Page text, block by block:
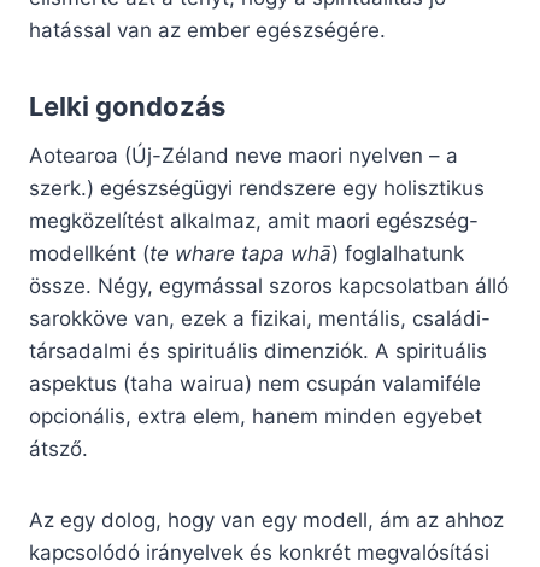
hatással van az ember egészségére.
Lelki gondozás
Aotearoa (Új-Zéland neve maori nyelven – a
szerk.) egészségügyi rendszere egy holisztikus
megközelítést alkalmaz, amit maori egészség-
modellként (te whare tapa whā) foglalhatunk
össze. Négy, egymással szoros kapcsolatban álló
sarokköve van, ezek a fizikai, mentális, családi-
társadalmi és spirituális dimenziók. A spirituális
aspektus (taha wairua) nem csupán valamiféle
opcionális, extra elem, hanem minden egyebet
átsző.
Az egy dolog, hogy van egy modell, ám az ahhoz
kapcsolódó irányelvek és konkrét megvalósítási